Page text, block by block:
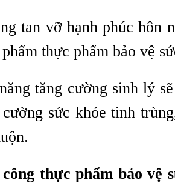
tan vỡ hạnh phúc
thực phẩm bảo vệ
tăng cường sinh lý
sức khỏe tinh
thực phẩm bảo vệ